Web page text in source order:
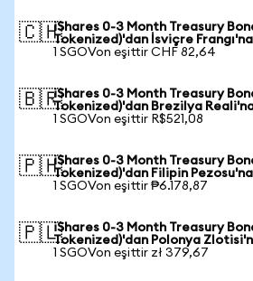
🇨🇭iShares 0-3 Month Treasury
Tokenized)'dan İsviçre Frangı'na
1 SGOVon eşittir CHF 82,64
🇧🇷iShares 0-3 Month Treasury
Tokenized)'dan Brezilya
1 SGOVon eşittir R$521,08
🇵🇭iShares 0-3 Month Treasury
Tokenized)'dan Filipin Pezosu'na
1 SGOVon eşittir ₱6.178,87
🇵🇱iShares 0-3 Month Treasury
Tokenized)'dan Polonya
1 SGOVon eşittir zł 379,67